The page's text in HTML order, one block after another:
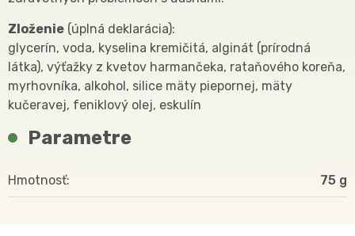
Zloženie (úplná deklarácia):
glycerín, voda, kyselina kremičitá, alginát (prírodná
látka), výťažky z kvetov harmančeka, rataňového koreňa,
myrhovníka, alkohol, silice mäty piepornej, mäty
kučeravej, feniklový olej, eskulín
Parametre
Hmotnosť 75